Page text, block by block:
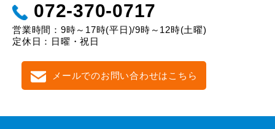
072-370-0717
営業時間：9時～17時(平日)/9時～12時(土曜)
定休日：日曜・祝日
メールでのお問い合わせはこちら